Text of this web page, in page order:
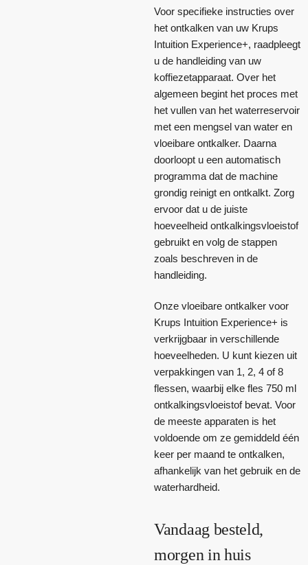
Voor specifieke instructies over
het ontkalken van uw Krups
Intuition Experience+, raadpleegt
u de handleiding van uw
koffiezetapparaat. Over het
algemeen begint het proces met
het vullen van het waterreservoir
met een mengsel van water en
vloeibare ontkalker. Daarna
doorloopt u een automatisch
programma dat de machine
grondig reinigt en ontkalkt. Zorg
ervoor dat u de juiste
hoeveelheid ontkalkingsvloeistof
gebruikt en volg de stappen
zoals beschreven in de
handleiding.
Onze vloeibare ontkalker voor
Krups Intuition Experience+ is
verkrijgbaar in verschillende
hoeveelheden. U kunt kiezen uit
verpakkingen van 1, 2, 4 of 8
flessen, waarbij elke fles 750 ml
ontkalkingsvloeistof bevat. Voor
de meeste apparaten is het
voldoende om ze gemiddeld één
keer per maand te ontkalken,
afhankelijk van het gebruik en de
waterhardheid.
Vandaag besteld,
morgen in huis